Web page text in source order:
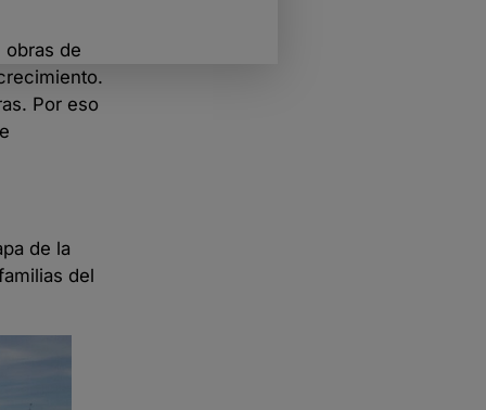
obras de
Por eso
de la
del